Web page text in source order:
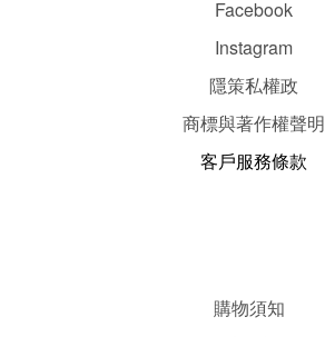
Facebook
Instagram
隱策私權政
商標與著作權聲明
客戶服務條款
購物須知